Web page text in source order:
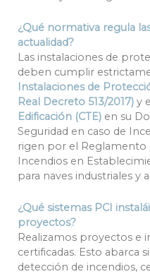
¿Qué normativa regula
actualidad?
Las instalaciones de
deben cumplir
Instalaciones de
Real Decreto 513/2017) y
Edificación (CTE) en su
Seguridad en caso de
rigen por el Reglamento
Incendios en
para naves industriales y
¿Qué sistemas PCI
proyectos?
Realizamos proyectos e
certificadas. Esto abarca
detección de incendios,